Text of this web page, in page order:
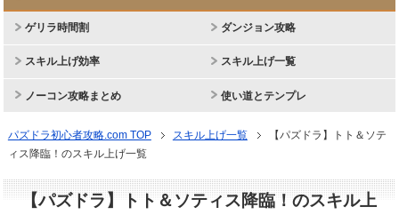
ゲリラ時間割 ダンジョン攻略
スキル上げ効率 スキル上げ一覧
ノーコン攻略まとめ 使い道とテンプレ
パズドラ初心者攻略.com TOP スキル上げ一覧
【パズドラ】トト＆ソテ
ィス降臨！のスキル上げ一覧
【パズドラ】トト＆ソティス降臨！のスキル上